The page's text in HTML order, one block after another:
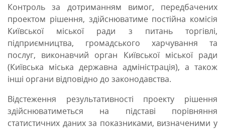
Контроль за дотриманням вимог, передбачених
проектом рішення, здійснюватиме постійна комісія
Київської міської ради з питань торгівлі,
підприємництва, громадського харчування та
послуг, виконавчий орган Київської міської ради
(Київська міська державна адміністрація), а також
інші органи відповідно до законодавства.
Відстеження результативності проекту рішення
здійснюватиметься на підставі порівняння
статистичних даних за показниками, визначеними у